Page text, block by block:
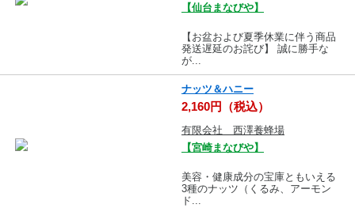
【仙台まなびや】
【お盆および夏季休業に伴う商品
発送遅延のお詫び】 誠に勝手な
が...
ナッツ＆ハニー
2,160円（税込）
有限会社 西澤養蜂場
【宮崎まなびや】
美容・健康成分の宝庫ともいえる
3種のナッツ（くるみ、アーモン
ド...